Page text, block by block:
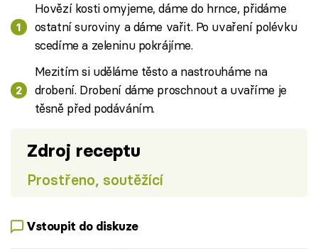
Hovězí kosti omyjeme, dáme do hrnce, přidáme
ostatní suroviny a dáme vařit. Po uvaření polévku
scedíme a zeleninu pokrájíme.
Mezitím si uděláme těsto a nastrouháme na
drobení. Drobení dáme proschnout a uvaříme je
těsně před podáváním.
Zdroj receptu
Prostřeno, soutěžící
Vstoupit do diskuze